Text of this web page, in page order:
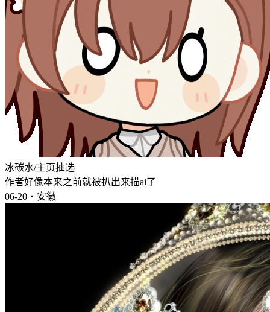
冰碳水/主页抽选
作者好像本来之前就被扒出来描ai了
06-20・安徽